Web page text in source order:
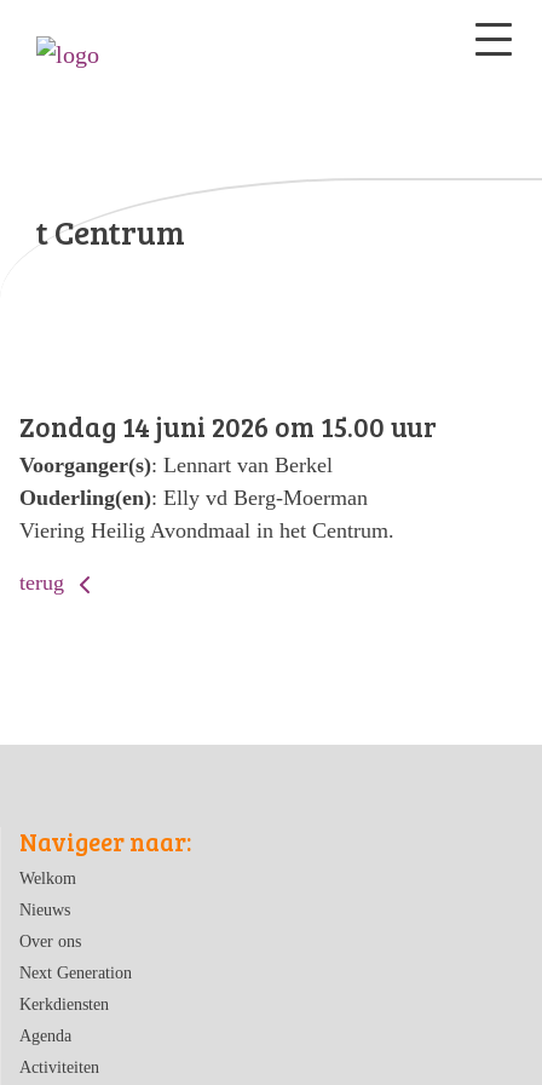
t Centrum
Zondag 14 juni 2026 om 15.00 uur
Voorganger(s): Lennart van Berkel
Ouderling(en): Elly vd Berg-Moerman
Viering Heilig Avondmaal in het Centrum.
terug
Navigeer naar:
Welkom
Nieuws
Over ons
Next Generation
Kerkdiensten
Agenda
Activiteiten